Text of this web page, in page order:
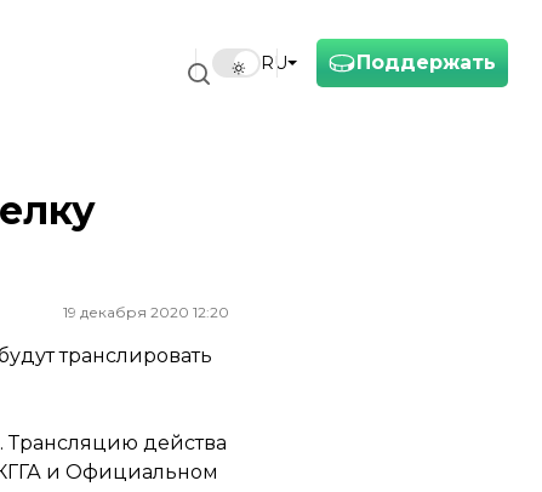
Поддержать
RU
19 декабря 2020 12:20
транслировать
Трансляцию действа
и Официальном